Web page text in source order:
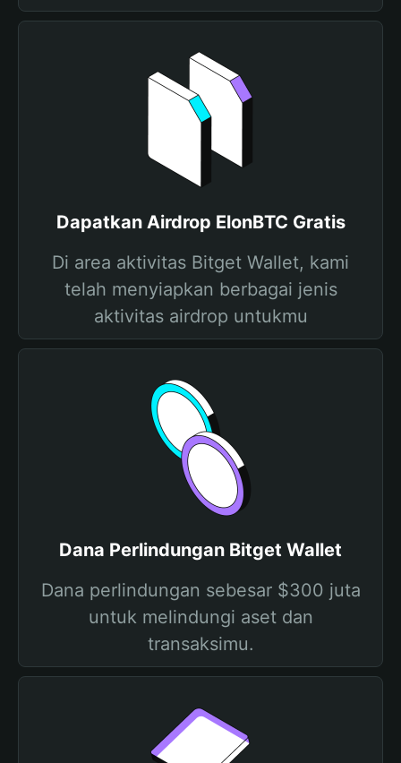
Dapatkan Airdrop ElonBTC Gratis
Di area aktivitas Bitget Wallet, kami
telah menyiapkan berbagai jenis
aktivitas airdrop untukmu
Dana Perlindungan Bitget Wallet
Dana perlindungan sebesar $300 juta
untuk melindungi aset dan
transaksimu.